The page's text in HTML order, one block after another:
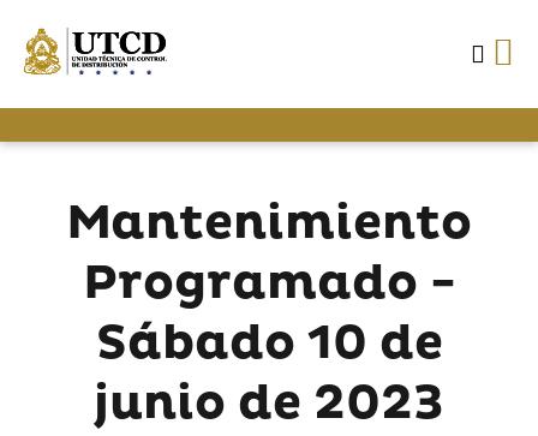
Mantenimiento
Programado -
Sábado 10 de
junio de 2023